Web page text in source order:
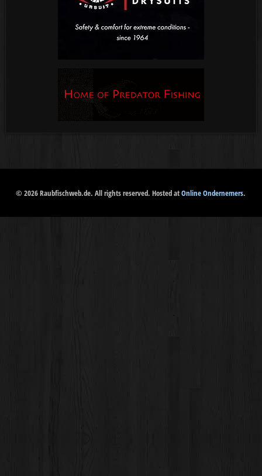
© 2026 Raubfischweb.de. All rights reserved. Hosted atOnline Ondernemers.